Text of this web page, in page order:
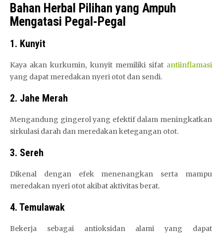
Bahan Herbal Pilihan yang Ampuh
Mengatasi Pegal-Pegal
1. Kunyit
Kaya akan kurkumin, kunyit memiliki sifat antiinflamasi
yang dapat meredakan nyeri otot dan sendi.
2. Jahe Merah
Mengandung gingerol yang efektif dalam meningkatkan
sirkulasi darah dan meredakan ketegangan otot.
3. Sereh
Dikenal dengan efek menenangkan serta mampu
meredakan nyeri otot akibat aktivitas berat.
4. Temulawak
Bekerja sebagai antioksidan alami yang dapat